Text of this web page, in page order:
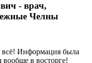
- врач,
Челны
всё! Информация была
в восторге!